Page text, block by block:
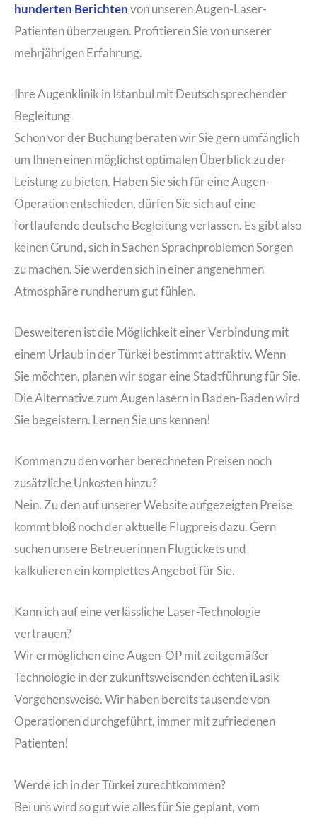
hunderten Berichtenvon unseren Augen-Laser-
Patienten überzeugen. Profitieren Sie von unserer
mehrjährigen Erfahrung.
Ihre Augenklinik in Istanbul mit Deutsch sprechender
Begleitung
Schon vor der Buchung beraten wir Sie gern umfänglich
um Ihnen einen möglichst optimalen Überblick zu der
Leistung zu bieten. Haben Sie sich für eine Augen-
Operation entschieden, dürfen Sie sich auf eine
fortlaufende deutsche Begleitung verlassen. Es gibt also
keinen Grund, sich in Sachen Sprachproblemen Sorgen
zu machen. Sie werden sich in einer angenehmen
Atmosphäre rundherum gut fühlen.
Desweiteren ist die Möglichkeit einer Verbindung mit
einem Urlaub in der Türkei bestimmt attraktiv. Wenn
Sie möchten, planen wir sogar eine Stadtführung für Sie.
Die Alternative zum Augen lasern in Baden-Baden wird
Sie begeistern. Lernen Sie uns kennen!
Kommen zu den vorher berechneten Preisen noch
zusätzliche Unkosten hinzu?
Nein. Zu den auf unserer Website aufgezeigten Preise
kommt bloß noch der aktuelle Flugpreis dazu. Gern
suchen unsere Betreuerinnen Flugtickets und
kalkulieren ein komplettes Angebot für Sie.
Kann ich auf eine verlässliche Laser-Technologie
vertrauen?
Wir ermöglichen eine Augen-OP mit zeitgemäßer
Technologie in der zukunftsweisenden echten iLasik
Vorgehensweise. Wir haben bereits tausende von
Operationen durchgeführt, immer mit zufriedenen
Patienten!
Werde ich in der Türkei zurechtkommen?
Bei uns wird so gut wie alles für Sie geplant, vom